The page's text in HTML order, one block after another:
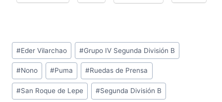
Etiquetas
de
la
entrada:
#Eder Vilarchao #Grupo IV Segunda División B
#Nono #Puma #Ruedas de Prensa
#San Roque de Lepe #Segunda División B